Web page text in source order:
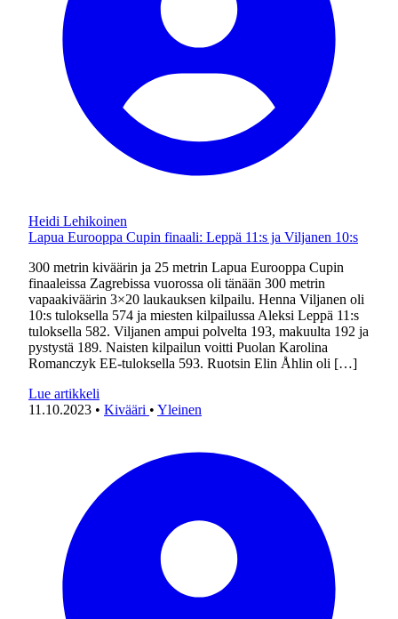
Heidi Lehikoinen
Lapua Eurooppa Cupin finaali: Leppä 11:s ja Viljanen 10:s
300 metrin kiväärin ja 25 metrin Lapua Eurooppa Cupin
finaaleissa Zagrebissa vuorossa oli tänään 300 metrin
vapaakiväärin 3×20 laukauksen kilpailu. Henna Viljanen oli
10:s tuloksella 574 ja miesten kilpailussa Aleksi Leppä 11:s
tuloksella 582. Viljanen ampui polvelta 193, makuulta 192 ja
pystystä 189. Naisten kilpailun voitti Puolan Karolina
Romanczyk EE-tuloksella 593. Ruotsin Elin Åhlin oli […]
Lue artikkeli
11.10.2023 • Kivääri • Yleinen